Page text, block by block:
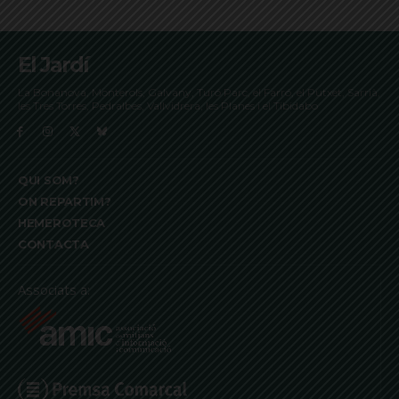
El Jardí
La Bonanova, Monterols, Galvany, Turó Parc, el Farró, el Putxet, Sarrià,
les Tres Torres, Pedralbes, Vallvidrera, les Planes i el Tibidabo
QUI SOM?
ON REPARTIM?
HEMEROTECA
CONTACTA
Associats a: